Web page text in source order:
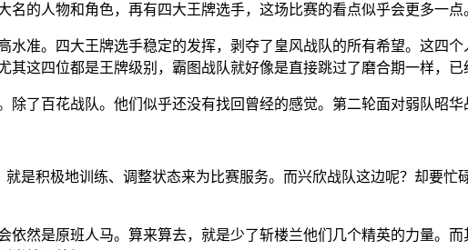
名的人物和角色，再有四大王牌选手，这场比赛的看点似乎会更多一点
水准。四大王牌选手稳定的发挥，剥夺了皇风战队的所有希望。这四
其这四位都是王牌级别，霸图战队就好像是直接跳过了磨合期一样，已
除了百花战队。他们似乎还没有找回曾经的感觉。第二轮面对弱队昭华
是积极地训练、调整状态来为比赛服务。而兴欣战队这边呢？却要
依然是原班人马。算来算去，就是少了斩楼兰他们几个精英的力量。